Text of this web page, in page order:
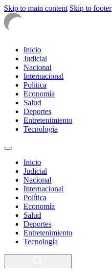
Skip to main content Skip to footer
Inicio
Judicial
Nacional
Internacional
Política
Economía
Salud
Deportes
Entretenimiento
Tecnología
Inicio
Judicial
Nacional
Internacional
Política
Economía
Salud
Deportes
Entretenimiento
Tecnología